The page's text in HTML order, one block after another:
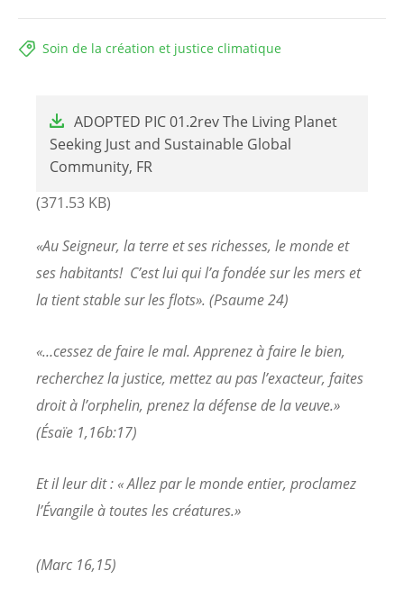
Soin de la création et justice climatique
ADOPTED PIC 01.2rev The Living Planet
Seeking Just and Sustainable Global
Community, FR
(371.53 KB)
«Au Seigneur, la terre et ses richesses, le monde et
ses habitants! C’est lui qui l’a fondée sur les mers et
la tient stable sur les flots». (Psaume 24)
«…cessez de faire le mal. Apprenez à faire le bien,
recherchez la justice, mettez au pas l’exacteur, faites
droit à l’orphelin, prenez la défense de la veuve.»
(Ésaïe 1,16b:17)
Et il leur dit : « Allez par le monde entier, proclamez
l’Évangile à toutes les créatures.»
(Marc 16,15)